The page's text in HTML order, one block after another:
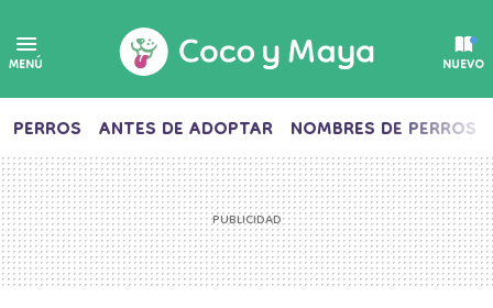
MENÚ NUEVO
PERROS ANTES DE ADOPTAR NOMBRES DE PERROS